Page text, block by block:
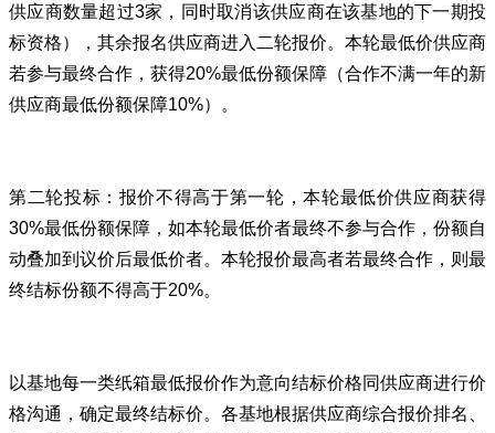
供应商数量超过3家，同时取消该供应商在该基地的下一期投
标资格），其余报名供应商进入二轮报价。本轮最低价供应商
若参与最终合作，获得20%最低份额保障（合作不满一年的新
供应商最低份额保障10%）。
第二轮投标：报价不得高于第一轮，本轮最低价供应商获得
30%最低份额保障，如本轮最低价者最终不参与合作，份额自
动叠加到议价后最低价者。本轮报价最高者若最终合作，则最
终结标份额不得高于20%。
以基地每一类纸箱最低报价作为意向结标价格同供应商进行价
格沟通，确定最终结标价。各基地根据供应商综合报价排名、